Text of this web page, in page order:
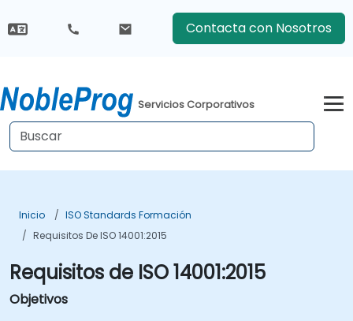
Contacta con Nosotros
Servicios Corporativos
Inicio
ISO Standards Formación
Requisitos De ISO 14001:2015
Requisitos de ISO 14001:2015
Objetivos